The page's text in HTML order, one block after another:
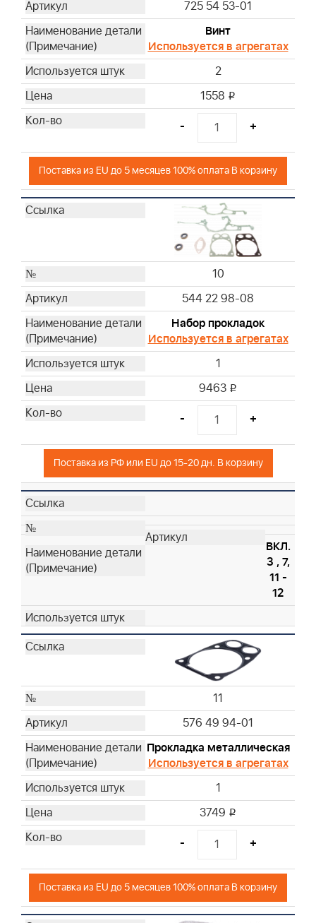
725 54 53-01
Винт
Используется в агрегатах
2
1558 i
- +
Поставка из EU до 5 месяцев 100% оплата В корзину
10
544 22 98-08
Набор прокладок
Используется в агрегатах
1
9463 i
- +
Поставка из РФ или EU до 15-20 дн. В корзину
ВКЛ.
3 , 7,
11 -
12
11
576 49 94-01
Прокладка металлическая
Используется в агрегатах
1
3749 i
- +
Поставка из EU до 5 месяцев 100% оплата В корзину